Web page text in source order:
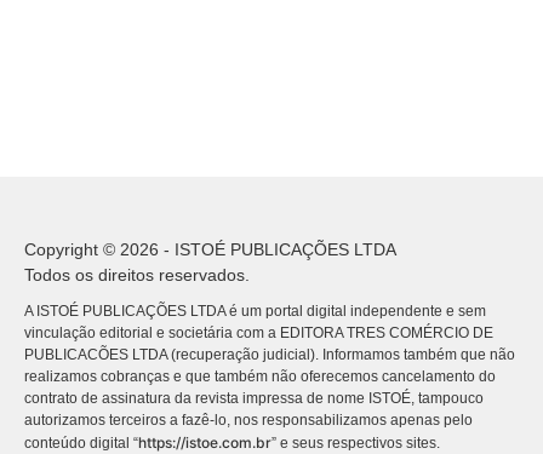
Copyright © 2026 - ISTOÉ PUBLICAÇÕES LTDA
Todos os direitos reservados.
A ISTOÉ PUBLICAÇÕES LTDA é um portal digital independente e sem
vinculação editorial e societária com a EDITORA TRES COMÉRCIO DE
PUBLICACÕES LTDA (recuperação judicial). Informamos também que não
realizamos cobranças e que também não oferecemos cancelamento do
contrato de assinatura da revista impressa de nome ISTOÉ, tampouco
autorizamos terceiros a fazê-lo, nos responsabilizamos apenas pelo
conteúdo digital “https://istoe.com.br” e seus respectivos sites.